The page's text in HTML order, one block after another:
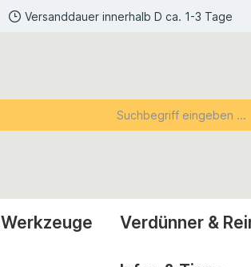
Versanddauer innerhalb D ca. 1-3 Tage
Werkzeuge Verdünner &